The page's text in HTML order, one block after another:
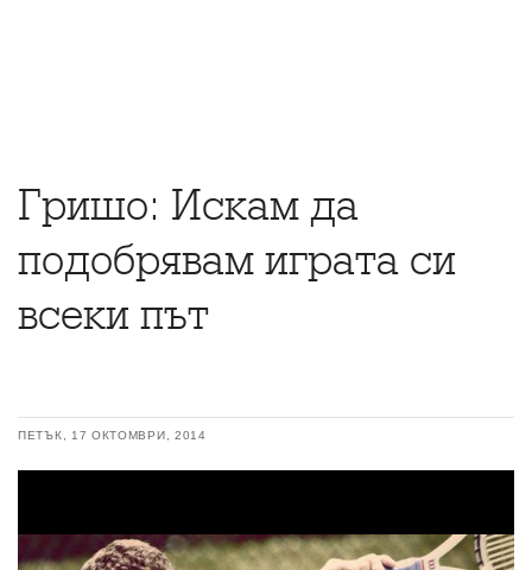
Гришо: Искам да
подобрявам играта си
всеки път
ПЕТЪК, 17 ОКТОМВРИ, 2014